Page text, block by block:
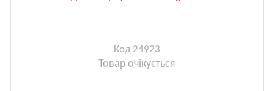
Код 24923
Товар очікується